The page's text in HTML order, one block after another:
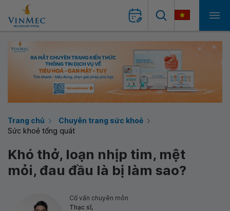
Trang chủ
Chuyên trang sức khoẻ
Sức khoẻ tổng quát
Khó thở, loạn nhịp tim, mệt
mỏi, đau đầu là bị làm sao?
Cố vấn chuyên môn
Thạc sĩ,